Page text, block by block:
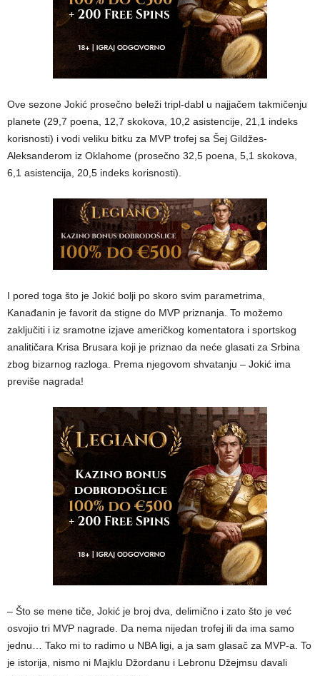
Ove sezone Jokić prosečno beleži tripl-dabl u najjačem takmičenju
planete (29,7 poena, 12,7 skokova, 10,2 asistencije, 21,1 indeks
korisnosti) i vodi veliku bitku za MVP trofej sa Šej Gildžes-
Aleksanderom iz Oklahome (prosečno 32,5 poena, 5,1 skokova,
6,1 asistencija, 20,5 indeks korisnosti).
I pored toga što je Jokić bolji po skoro svim parametrima,
Kanađanin je favorit da stigne do MVP priznanja. To možemo
zaključiti i iz sramotne izjave američkog komentatora i sportskog
analitičara Krisa Brusara koji je priznao da neće glasati za Srbina
zbog bizarnog razloga. Prema njegovom shvatanju – Jokić ima
previše nagrada!
– Što se mene tiče, Jokić je broj dva, delimično i zato što je već
osvojio tri MVP nagrade. Da nema nijedan trofej ili da ima samo
jednu… Tako mi to radimo u NBA ligi, a ja sam glasač za MVP-a. To
je istorija, nismo ni Majklu Džordanu i Lebronu Džejmsu davali